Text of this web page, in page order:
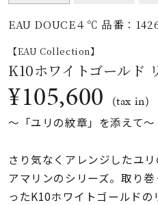
石の色
ファッションテイス
ト
コレクション
EAU DOUCE４℃ 品番：
【EAU Collection】
K10ホワイトゴールド
¥105,600 (tax in)
〜「ユリの紋章」を添えて〜
さり気なくアレンジしたユ
アマリンのシリーズ。取り
ったK10ホワイトゴールドの